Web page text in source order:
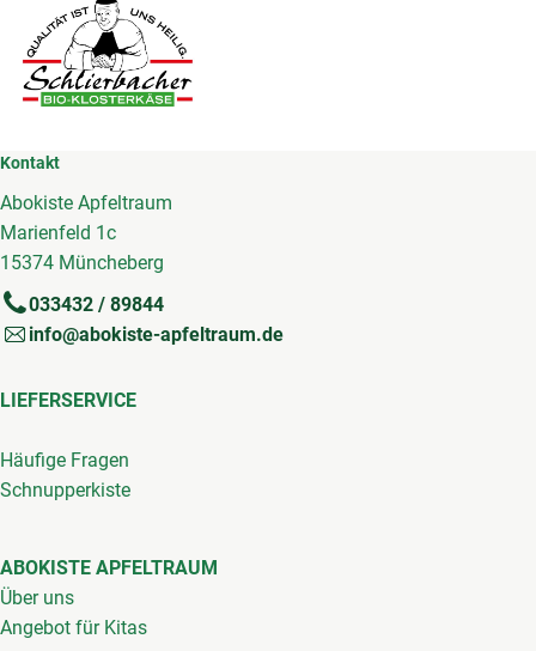
Kontakt
Abokiste Apfeltraum
Marienfeld 1c
15374 Müncheberg
033432 / 89844
info@abokiste-apfeltraum.de
LIEFERSERVICE
Häufige Fragen
Schnupperkiste
ABOKISTE APFELTRAUM
Über uns
Angebot für Kitas